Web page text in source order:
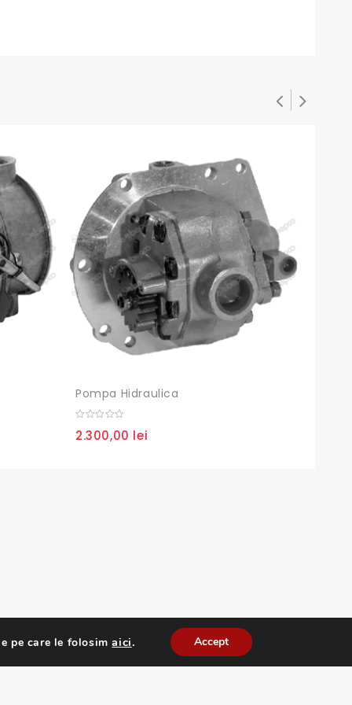
Pompa Hidraulica
out
2.300,00 lei
pe care le folosim aici. Accept